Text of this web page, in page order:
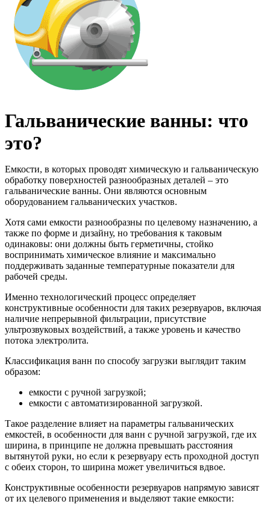
Гальванические ванны: что
это?
Емкости, в которых проводят химическую и гальваническую
обработку поверхностей разнообразных деталей – это
гальванические ванны. Они являются основным
оборудованием гальванических участков.
Хотя сами емкости разнообразны по целевому назначению, а
также по форме и дизайну, но требования к таковым
одинаковы: они должны быть герметичны, стойко
воспринимать химическое влияние и максимально
поддерживать заданные температурные показатели для
рабочей среды.
Именно технологический процесс определяет
конструктивные особенности для таких резервуаров, включая
наличие непрерывной фильтрации, присутствие
ультрозвуковых воздействий, а также уровень и качество
потока электролита.
Классификация ванн по способу загрузки выглядит таким
образом:
емкости с ручной загрузкой;
емкости с автоматизированной загрузкой.
Такое разделение влияет на параметры гальванических
емкостей, в особенности для ванн с ручной загрузкой, где их
ширина, в принципе не должна превышать расстояния
вытянутой руки, но если к резервуару есть проходной доступ
с обеих сторон, то ширина может увеличиться вдвое.
Конструктивные особенности резервуаров напрямую зависят
от их целевого применения и выделяют такие емкости: